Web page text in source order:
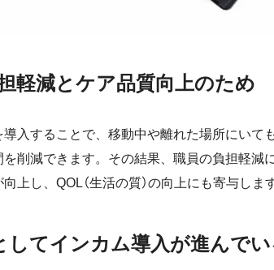
軽減とケア品質向上のため
入することで、移動中や離れた場所にいて
削減できます。その結果、職員の負担軽減
上し、QOL（生活の質）の向上にも寄与します
してインカム導入が進んで